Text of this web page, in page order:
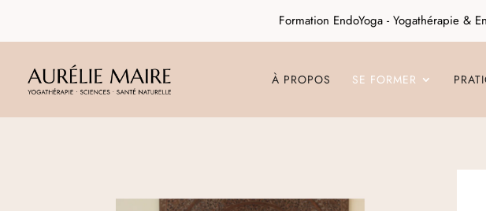
À PROPOS SE FORMER
Formation EndoYoga - Yogathérapie &